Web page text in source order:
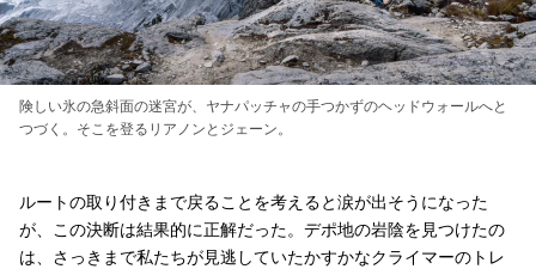
険しい氷の急斜面の迷宮が、ヤナパッチャの手つかずのヘッドウォールへと
つづく。そこを登るリアノンとジェーン。
ルートの取り付きまで戻ることを考えると涙が出そうになった
が、この決断は結果的に正解だった。デポ地の岩陰を見つけたの
は、さっきまで私たちが見逃していたかすかなクライマーのトレ